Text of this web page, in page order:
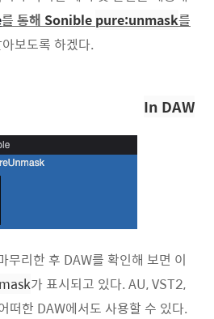
를 통해 Sonible pure:unmask를
보도록 하겠다.
In DAW
무리한 후 DAW를 확인해 보면 이
가 표시되고 있다. AU, VST2,
떠한 DAW에서도 사용할 수 있다.